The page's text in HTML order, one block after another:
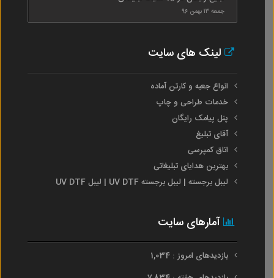
جمعه ۱۳ بهمن ۹۶
لینک های سایت
انواع جعبه و کارتن آماده
خدمات طراحی و چاپ
پنل پیامک رایگان
آقای تبلیغ
اتاق کمپرسی
بهترین هدایای تبلیغاتی
لیبل برجسته | لیبل برجسته UV DTF | لیبل UV DTF
آمارهای سایت
بازدیدهای امروز : 1,034